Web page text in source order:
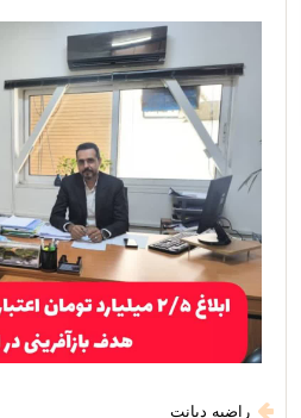
راضیه دیانت